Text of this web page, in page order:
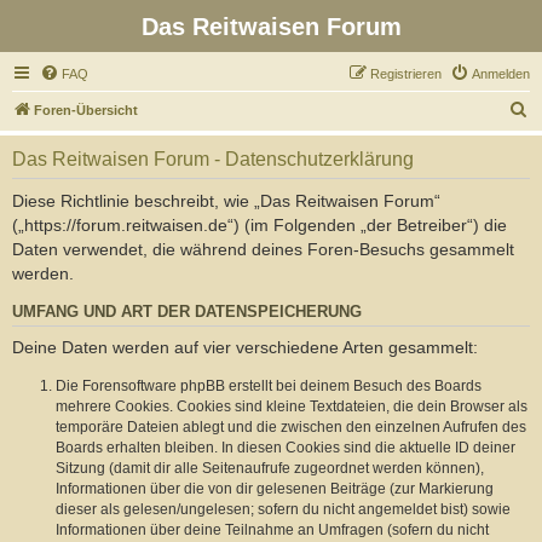
Das Reitwaisen Forum
FAQ Anmelden
Registrieren
Foren-Übersicht
u
Das Reitwaisen Forum - Datenschutzerklärung
Diese Richtlinie beschreibt, wie „Das Reitwaisen Forum“
(„https://forum.reitwaisen.de“) (im Folgenden „der Betreiber“) die
Daten verwendet, die während deines Foren-Besuchs gesammelt
werden.
UMFANG UND ART DER DATENSPEICHERUNG
Deine Daten werden auf vier verschiedene Arten gesammelt:
Die Forensoftware phpBB erstellt bei deinem Besuch des Boards
mehrere Cookies. Cookies sind kleine Textdateien, die dein Browser als
temporäre Dateien ablegt und die zwischen den einzelnen Aufrufen des
Boards erhalten bleiben. In diesen Cookies sind die aktuelle ID deiner
Sitzung (damit dir alle Seitenaufrufe zugeordnet werden können),
Informationen über die von dir gelesenen Beiträge (zur Markierung
dieser als gelesen/ungelesen; sofern du nicht angemeldet bist) sowie
Informationen über deine Teilnahme an Umfragen (sofern du nicht